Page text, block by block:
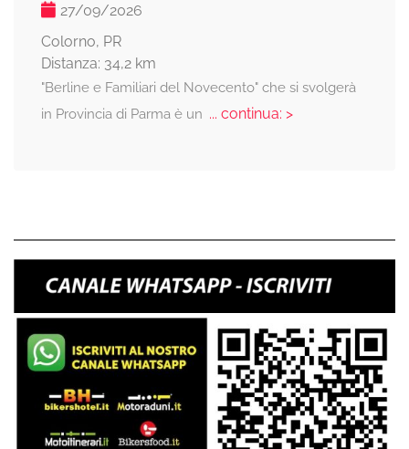
27/09/2026
Colorno, PR
Distanza: 34,2 km
"Berline e Familiari del Novecento" che si svolgerà
in Provincia di Parma è un ... continua: >